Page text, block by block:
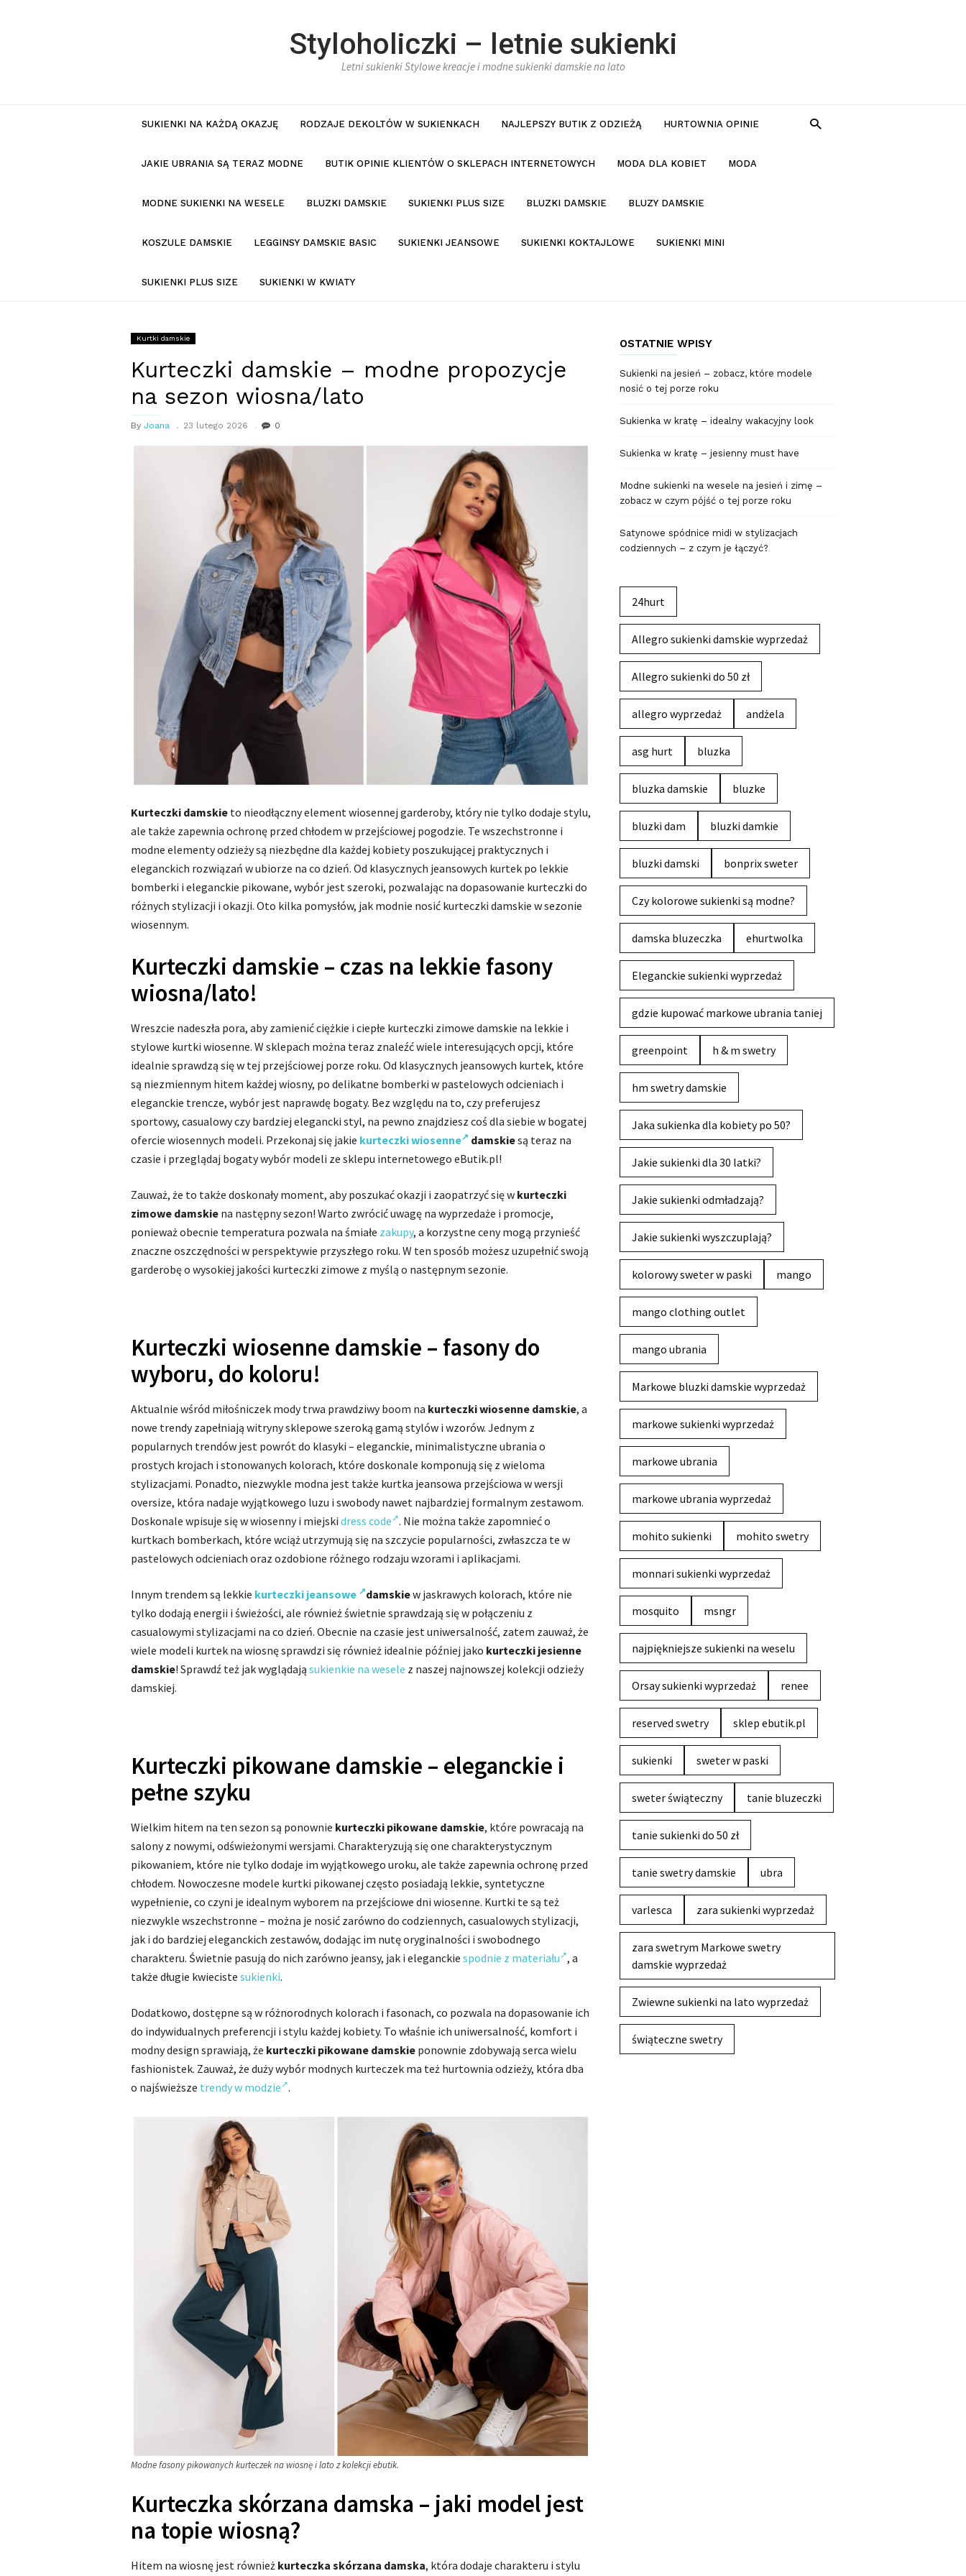
Styloholiczki – letnie sukienki
Letni sukienki Stylowe kreacje i modne sukienki damskie na lato
SUKIENKI NA KAŻDĄ OKAZJĘ RODZAJE DEKOLTÓW W SUKIENKACH NAJLEPSZY BUTIK Z ODZIEŻĄ HURTOWNIA OPINIE
JAKIE UBRANIA SĄ TERAZ MODNE BUTIK OPINIE KLIENTÓW O SKLEPACH INTERNETOWYCH MODA DLA KOBIET MODA
MODNE SUKIENKI NA WESELE BLUZKI DAMSKIE SUKIENKI PLUS SIZE BLUZKI DAMSKIE BLUZY DAMSKIE
KOSZULE DAMSKIE LEGGINSY DAMSKIE BASIC SUKIENKI JEANSOWE SUKIENKI KOKTAJLOWE SUKIENKI MINI
SUKIENKI PLUS SIZE SUKIENKI W KWIATY
Kurtki damskie
Kurteczki damskie – modne propozycje
na sezon wiosna/lato
By Joana 23 lutego 2026 0
Kurteczki damskie to nieodłączny element wiosennej garderoby, który nie tylko dodaje stylu,
ale także zapewnia ochronę przed chłodem w przejściowej pogodzie. Te wszechstronne i
modne elementy odzieży są niezbędne dla każdej kobiety poszukującej praktycznych i
eleganckich rozwiązań w ubiorze na co dzień. Od klasycznych jeansowych kurtek po lekkie
bomberki i eleganckie pikowane, wybór jest szeroki, pozwalając na dopasowanie kurteczki do
różnych stylizacji i okazji. Oto kilka pomysłów, jak modnie nosić kurteczki damskie w sezonie
wiosennym.
Kurteczki damskie – czas na lekkie fasony
wiosna/lato!
Wreszcie nadeszła pora, aby zamienić ciężkie i ciepłe kurteczki zimowe damskie na lekkie i
stylowe kurtki wiosenne. W sklepach można teraz znaleźć wiele interesujących opcji, które
idealnie sprawdzą się w tej przejściowej porze roku. Od klasycznych jeansowych kurtek, które
są niezmiennym hitem każdej wiosny, po delikatne bomberki w pastelowych odcieniach i
eleganckie trencze, wybór jest naprawdę bogaty. Bez względu na to, czy preferujesz
sportowy, casualowy czy bardziej elegancki styl, na pewno znajdziesz coś dla siebie w bogatej
ofercie wiosennych modeli. Przekonaj się jakie kurteczki wiosenne damskiesą teraz na
czasie i przeglądaj bogaty wybór modeli ze sklepu internetowego eButik.pl!
Zauważ, że to także doskonały moment, aby poszukać okazji i zaopatrzyć się w kurteczki
zimowe damskie na następny sezon! Warto zwrócić uwagę na wyprzedaże i promocje,
ponieważ obecnie temperatura pozwala na śmiałe zakupy, a korzystne ceny mogą przynieść
znaczne oszczędności w perspektywie przyszłego roku. W ten sposób możesz uzupełnić swoją
garderobę o wysokiej jakości kurteczki zimowe z myślą o następnym sezonie.
Kurteczki wiosenne damskie – fasony do
wyboru, do koloru!
Aktualnie wśród miłośniczek mody trwa prawdziwy boom na kurteczki wiosenne damskie, a
nowe trendy zapełniają witryny sklepowe szeroką gamą stylów i wzorów. Jednym z
popularnych trendów jest powrót do klasyki – eleganckie, minimalistyczne ubrania o
prostych krojach i stonowanych kolorach, które doskonale komponują się z wieloma
stylizacjami. Ponadto, niezwykle modna jest także kurtka jeansowa przejściowa w wersji
oversize, która nadaje wyjątkowego luzu i swobody nawet najbardziej formalnym zestawom.
Doskonale wpisuje się w wiosenny i miejski dress code . Nie można także zapomnieć o
kurtkach bomberkach, które wciąż utrzymują się na szczycie popularności, zwłaszcza te w
pastelowych odcieniach oraz ozdobione różnego rodzaju wzorami i aplikacjami.
Innym trendem są lekkie kurteczki jeansowe damskiew jaskrawych kolorach, które nie
tylko dodają energii i świeżości, ale również świetnie sprawdzają się w połączeniu z
casualowymi stylizacjami na co dzień. Obecnie na czasie jest uniwersalność, zatem zauważ, że
wiele modeli kurtek na wiosnę sprawdzi się również idealnie później jako kurteczki jesienne
damskie! Sprawdź też jak wyglądają sukienkie na wesele z naszej najnowszej kolekcji odzieży
damskiej.
Kurteczki pikowane damskie – eleganckie i
pełne szyku
Wielkim hitem na ten sezon są ponownie kurteczki pikowane damskie, które powracają na
salony z nowymi, odświeżonymi wersjami. Charakteryzują się one charakterystycznym
pikowaniem, które nie tylko dodaje im wyjątkowego uroku, ale także zapewnia ochronę przed
chłodem. Nowoczesne modele kurtki pikowanej często posiadają lekkie, syntetyczne
wypełnienie, co czyni je idealnym wyborem na przejściowe dni wiosenne. Kurtki te są też
niezwykle wszechstronne – można je nosić zarówno do codziennych, casualowych stylizacji,
jak i do bardziej eleganckich zestawów, dodając im nutę oryginalności i swobodnego
charakteru. Świetnie pasują do nich zarówno jeansy, jak i eleganckie spodnie z materiału , a
także długie kwieciste sukienki.
Dodatkowo, dostępne są w różnorodnych kolorach i fasonach, co pozwala na dopasowanie ich
do indywidualnych preferencji i stylu każdej kobiety. To właśnie ich uniwersalność, komfort i
modny design sprawiają, że kurteczki pikowane damskie ponownie zdobywają serca wielu
fashionistek. Zauważ, że duży wybór modnych kurteczek ma też hurtownia odzieży, która dba
o najświeższe trendy w modzie .
Modne fasony pikowanych kurteczek na wiosnę i lato z kolekcji ebutik.
Kurteczka skórzana damska – jaki model jest
na topie wiosną?
Hitem na wiosnę jest również kurteczka skórzana damska, która dodaje charakteru i stylu
OSTATNIE WPISY
Sukienki na jesień – zobacz, które modele
nosić o tej porze roku
Sukienka w kratę – idealny wakacyjny look
Sukienka w kratę – jesienny must have
Modne sukienki na wesele na jesień i zimę –
zobacz w czym pójść o tej porze roku
Satynowe spódnice midi w stylizacjach
codziennych – z czym je łączyć?
24hurt
Allegro sukienki damskie wyprzedaż
Allegro sukienki do 50 zł
allegro wyprzedaż andżela
asg hurt bluzka
bluzka damskie bluzke
bluzki dam bluzki damkie
bluzki damski bonprix sweter
Czy kolorowe sukienki są modne?
damska bluzeczka ehurtwolka
Eleganckie sukienki wyprzedaż
gdzie kupować markowe ubrania taniej
greenpoint h & m swetry
hm swetry damskie
Jaka sukienka dla kobiety po 50?
Jakie sukienki dla 30 latki?
Jakie sukienki odmładzają?
Jakie sukienki wyszczuplają?
kolorowy sweter w paski mango
mango clothing outlet
mango ubrania
Markowe bluzki damskie wyprzedaż
markowe sukienki wyprzedaż
markowe ubrania
markowe ubrania wyprzedaż
mohito sukienki mohito swetry
monnari sukienki wyprzedaż
mosquito msngr
najpiękniejsze sukienki na weselu
Orsay sukienki wyprzedaż renee
reserved swetry sklep ebutik.pl
sukienki sweter w paski
sweter świąteczny tanie bluzeczki
tanie sukienki do 50 zł
tanie swetry damskie ubra
varlesca zara sukienki wyprzedaż
zara swetrym Markowe swetry
damskie wyprzedaż
Zwiewne sukienki na lato wyprzedaż
świąteczne swetry